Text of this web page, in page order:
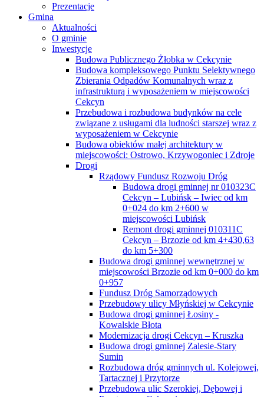
Prezentacje
Gmina
Aktualności
O gminie
Inwestycje
Budowa Publicznego Żłobka w Cekcynie
Budowa kompleksowego Punktu Selektywnego
Zbierania Odpadów Komunalnych wraz z
infrastrukturą i wyposażeniem w miejscowości
Cekcyn
Przebudowa i rozbudowa budynków na cele
związane z usługami dla ludności starszej wraz z
wyposażeniem w Cekcynie
Budowa obiektów małej architektury w
miejscowości: Ostrowo, Krzywogoniec i Zdroje
Drogi
Rządowy Fundusz Rozwoju Dróg
Budowa drogi gminnej nr 010323C
Cekcyn – Lubińsk – Iwiec od km
0+024 do km 2+600 w
miejscowości Lubińsk
Remont drogi gminnej 010311C
Cekcyn – Brzozie od km 4+430,63
do km 5+300
Budowa drogi gminnej wewnętrznej w
miejscowości Brzozie od km 0+000 do km
0+957
Fundusz Dróg Samorządowych
Przebudowy ulicy Młyńskiej w Cekcynie
Budowa drogi gminnej Łosiny -
Kowalskie Błota
Modernizacja drogi Cekcyn – Kruszka
Budowa drogi gminnej Zalesie-Stary
Sumin
Rozbudowa dróg gminnych ul. Kolejowej,
Tartacznej i Przytorze
Przebudowa ulic Szerokiej, Dębowej i